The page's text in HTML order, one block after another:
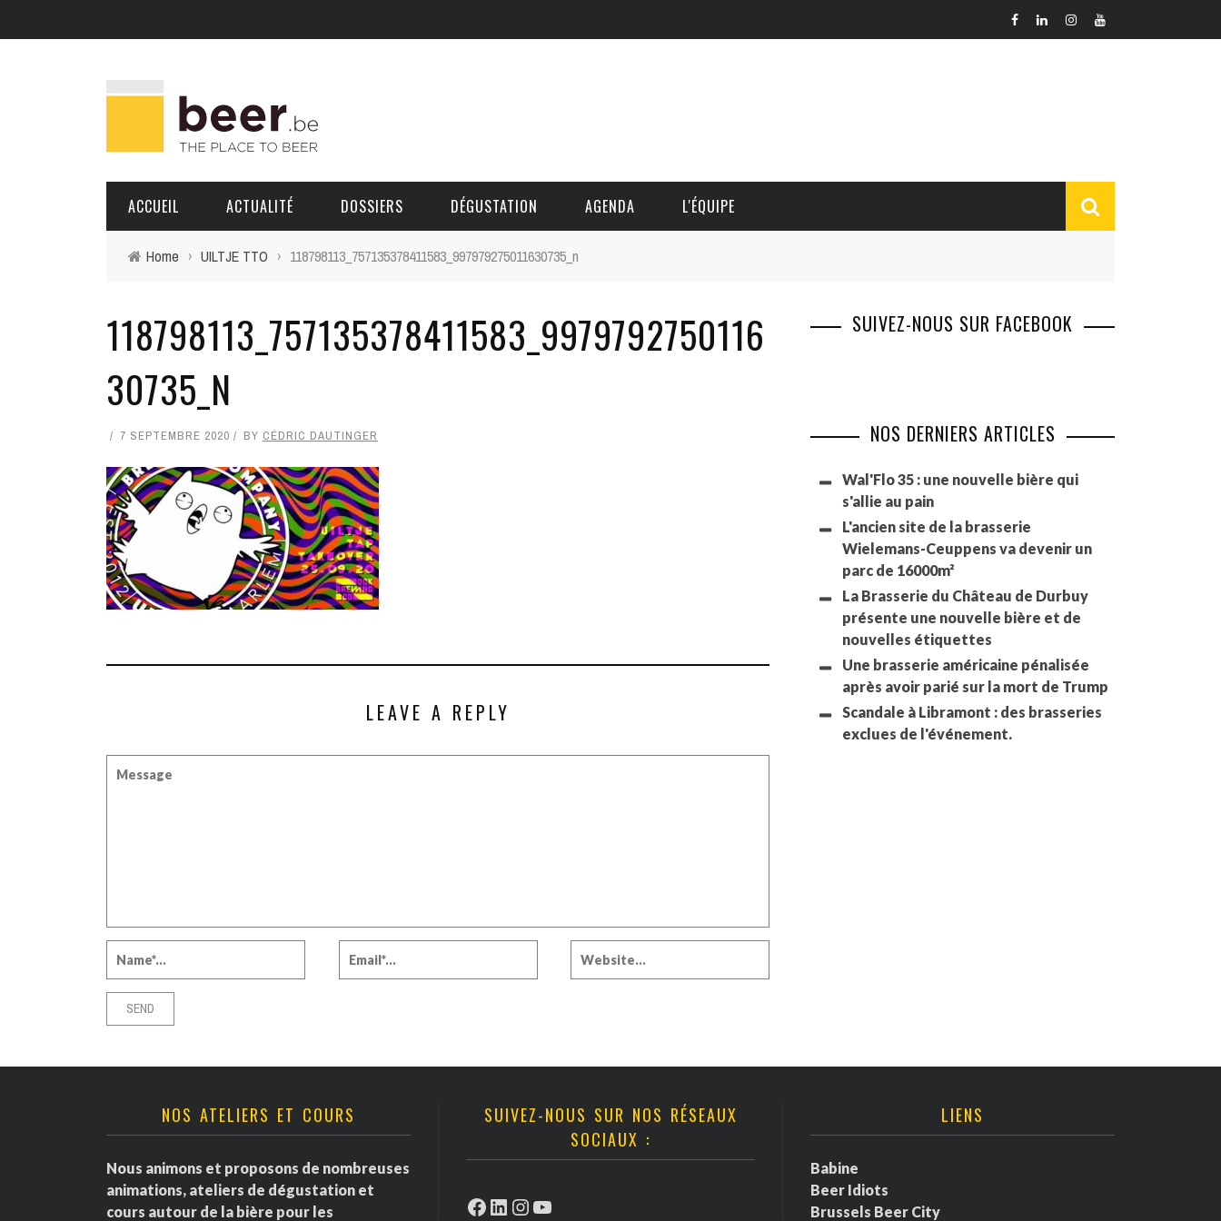
ACCUEIL ACTUALITÉ DOSSIERS
PORTRAITS
DÉGUSTATION AGENDA L'ÉQUIPE
DAVID BLOCTEUR
Home › UILTJE TTO › 118798113_757135378411583_997979275011630735_n
118798113_757135378411583_9979792750116
30735_N
7 SEPTEMBRE 2020 BY CÉDRIC DAUTINGER
LEAVE A REPLY
SUIVEZ-NOUS SUR FACEBOOK
NOS DERNIERS ARTICLES
Wal'Flo 35 : une nouvelle bière qui
s'allie au pain
L'ancien site de la brasserie
Wielemans-Ceuppens va devenir un
parc de 16000m²
La Brasserie du Château de Durbuy
présente une nouvelle bière et de
nouvelles étiquettes
Une brasserie américaine pénalisée
après avoir parié sur la mort de Trump
Scandale à Libramont : des brasseries
exclues de l'événement.
NOS ATELIERS ET COURS
Nous animons et proposons de nombreuses
animations, ateliers de dégustation et
cours autour de la bière pour les
SUIVEZ-NOUS SUR NOS RÉSEAUX
SOCIAUX :
Facebook
LinkedIn
Instagram
YouTube
LIENS
Babine
Beer Idiots
Brussels Beer City